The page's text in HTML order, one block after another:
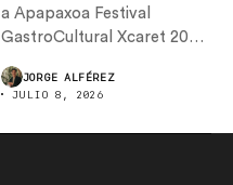
a Apapaxoa Festival
GastroCultural Xcaret 2026,
concierto de...
JORGE ALFÉREZ
JULIO 8, 2026